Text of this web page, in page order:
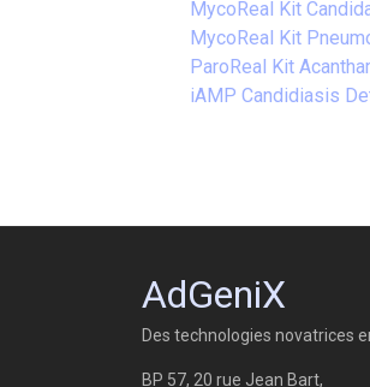
MycoReal Kit
MycoReal Kit
ParoReal Kit
iAMP Candidiasis
AdGeniX
Des technologies novatrices
BP 57, 20 rue Jean Bart,